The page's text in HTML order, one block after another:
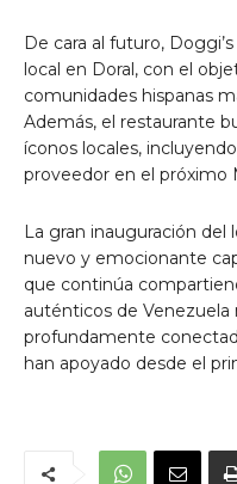
De cara al futuro,
local en Doral, con el
comunidades hispanas
Además, el restaurante
íconos locales,
proveedor en el próximo
La gran inauguración
nuevo y emocionante
que continúa
auténticos de
profundamente
han apoyado desde el